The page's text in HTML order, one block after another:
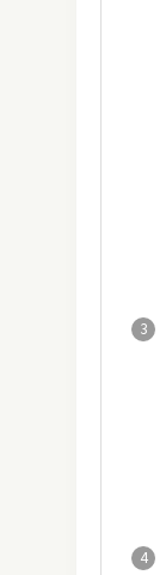
3
4